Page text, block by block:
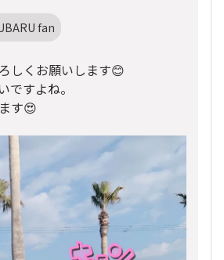
fan
しくお願いします😊
ですよね。
す😍